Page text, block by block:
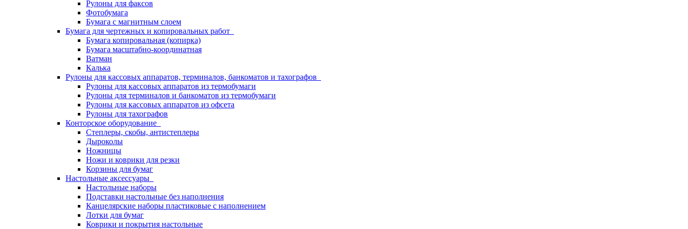
Рулоны для факсов
Фотобумага
Бумага с магнитным слоем
Бумага для чертежных и копировальных работ
Бумага копировальная (копирка)
Бумага масштабно-координатная
Ватман
Калька
Рулоны для кассовых аппаратов, терминалов, банкоматов и тахографов
Рулоны для кассовых аппаратов из термобумаги
Рулоны для терминалов и банкоматов из термобумаги
Рулоны для кассовых аппаратов из офсета
Рулоны для тахографов
Конторское оборудование
Степлеры, скобы, антистеплеры
Дыроколы
Ножницы
Ножи и коврики для резки
Корзины для бумаг
Настольные аксессуары
Настольные наборы
Подставки настольные без наполнения
Канцелярские наборы пластиковые с наполнением
Лотки для бумаг
Коврики и покрытия настольные